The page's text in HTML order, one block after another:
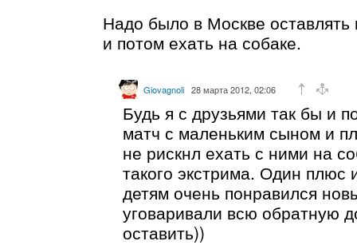
Надо было в Москве оставлять
и потом ехать на собаке.
Giovagnoli 28 марта 2012, 02:06
Будь я с друзьями так бы и
матч с маленьким сыном и
не рискнл ехать с ними на
такого экстрима. Один
детям очень понравился
уговаривали всю обратную
оставить))